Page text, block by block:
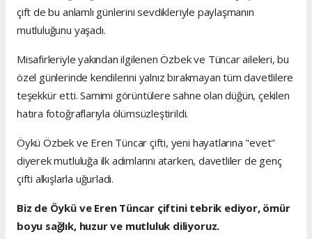
çift de bu anlamlı günlerini sevdikleriyle paylaşmanın
mutluluğunu yaşadı.
Misafirleriyle yakından ilgilenen Özbek ve Tüncar aileleri, bu
özel günlerinde kendilerini yalnız bırakmayan tüm davetlilere
teşekkür etti. Samimi görüntülere sahne olan düğün, çekilen
hatıra fotoğraflarıyla ölümsüzleştirildi.
Öykü Özbek ve Eren Tüncar çifti, yeni hayatlarına "evet"
diyerek mutluluğa ilk adımlarını atarken, davetliler de genç
çifti alkışlarla uğurladı.
Biz de Öykü ve Eren Tüncar çiftini tebrik ediyor, ömür
boyu sağlık, huzur ve mutluluk diliyoruz.